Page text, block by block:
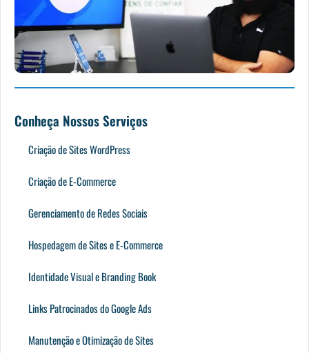
Conheça Nossos Serviços
Criação de Sites WordPress
Criação de E-Commerce
Gerenciamento de Redes Sociais
Hospedagem de Sites e E-Commerce
Identidade Visual e Branding Book
Links Patrocinados do Google Ads
Manutenção e Otimização de Sites